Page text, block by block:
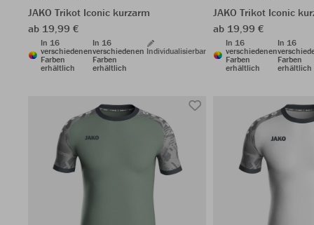
JAKO Trikot Iconic kurzarm
ab 19,99 €
In 16
verschiedenen
Farben
erhältlich
In 16
verschiedenen
Farben
erhältlich
Individualisierbar
JAKO Trikot Iconic
ab 19,99 €
In 16
verschiedenen
Farben
erhältlich
In 16
Farben
erhältlich